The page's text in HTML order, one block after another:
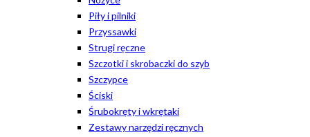
Piły i pilniki
Przyssawki
Strugi ręczne
Szczotki i skrobaczki do szyb
Szczypce
Ściski
Śrubokręty i wkrętaki
Zestawy narzędzi ręcznych